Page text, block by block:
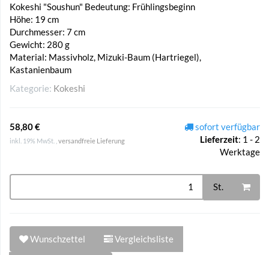
Kokeshi "Soushun" Bedeutung: Frühlingsbeginn
Höhe: 19 cm
Durchmesser: 7 cm
Gewicht: 280 g
Material: Massivholz, Mizuki-Baum (Hartriegel),
Kastanienbaum
Kategorie: Kokeshi
58,80 €
inkl. 19% MwSt. , versandfreie Lieferung
sofort verfügbar
Lieferzeit: 1 - 2
Werktage
St.
Wunschzettel Vergleichsliste